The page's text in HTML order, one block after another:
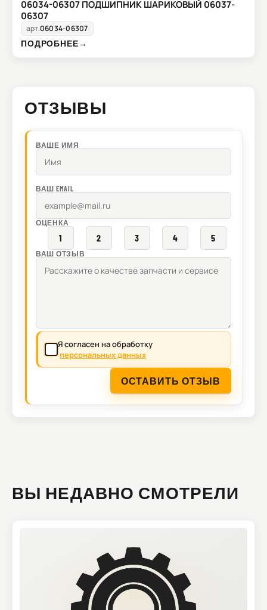
06034-06307 ПОДШИПНИК ШАРИКОВЫЙ 06037-
06307
арт.06034-06307
ПОДРОБНЕЕ→
ОТЗЫВЫ
ВАШЕ ИМЯ
ВАШ EMAIL
ОЦЕНКА
1 2 3 4 5
ВАШ ОТЗЫВ
Я согласен на обработку
персональных данных
ОСТАВИТЬ ОТЗЫВ
ВЫ НЕДАВНО СМОТРЕЛИ